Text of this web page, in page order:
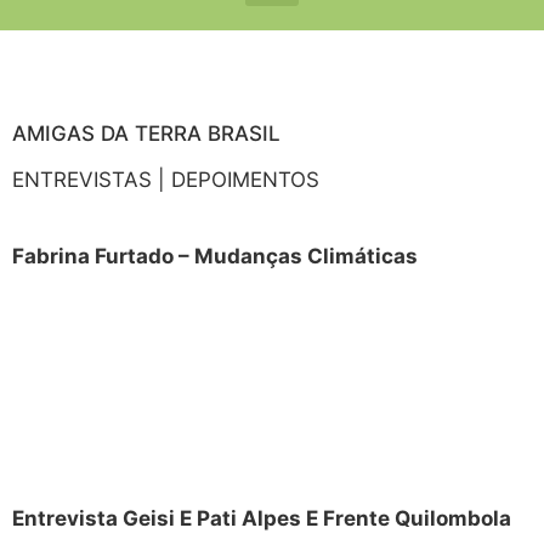
AMIGAS DA TERRA BRASIL
ENTREVISTAS | DEPOIMENTOS
Fabrina Furtado – Mudanças Climáticas
Entrevista Geisi E Pati Alpes E Frente Quilombola